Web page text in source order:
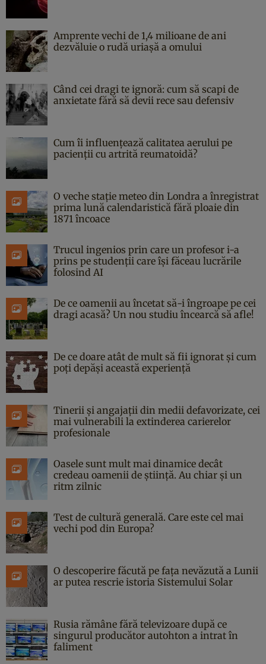
Amprente vechi de 1,4 milioane de ani
dezvăluie o rudă uriașă a omului
Când cei dragi te ignoră: cum să scapi de
anxietate fără să devii rece sau defensiv
Cum îi influențează calitatea aerului pe
pacienții cu artrită reumatoidă?
O veche stație meteo din Londra a înregistrat
prima lună calendaristică fără ploaie din
1871 încoace
Trucul ingenios prin care un profesor i-a
prins pe studenții care își făceau lucrările
folosind AI
De ce oamenii au încetat să-i îngroape pe cei
dragi acasă? Un nou studiu încearcă să afle!
De ce doare atât de mult să fii ignorat și cum
poți depăși această experiență
Tinerii și angajații din medii defavorizate, cei
mai vulnerabili la extinderea carierelor
profesionale
Oasele sunt mult mai dinamice decât
credeau oamenii de știință. Au chiar și un
ritm zilnic
Test de cultură generală. Care este cel mai
vechi pod din Europa?
O descoperire făcută pe fața nevăzută a Lunii
ar putea rescrie istoria Sistemului Solar
Rusia rămâne fără televizoare după ce
singurul producător autohton a intrat în
faliment